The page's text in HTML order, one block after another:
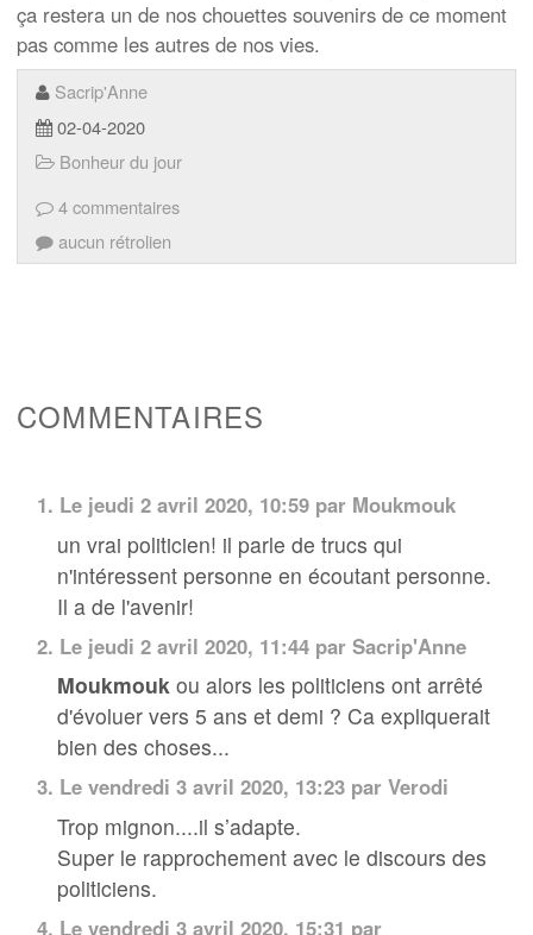
ça restera un de nos chouettes souvenirs de ce moment
pas comme les autres de nos vies.
Sacrip'Anne
02-04-2020
Bonheur du jour
4 commentaires
aucun rétrolien
COMMENTAIRES
1. Le jeudi 2 avril 2020, 10:59 par Moukmouk
un vrai politicien! il parle de trucs qui
n'intéressent personne en écoutant personne.
Il a de l'avenir!
2. Le jeudi 2 avril 2020, 11:44 par Sacrip'Anne
Moukmouk ou alors les politiciens ont arrêté
d'évoluer vers 5 ans et demi ? Ca expliquerait
bien des choses...
3. Le vendredi 3 avril 2020, 13:23 par Verodi
Trop mignon....il s’adapte.
Super le rapprochement avec le discours des
politiciens.
4. Le vendredi 3 avril 2020, 15:31 par